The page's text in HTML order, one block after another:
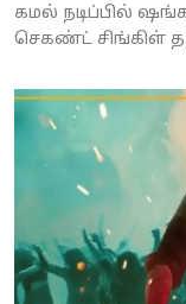
Weather
Politics
கமல் நடிப்பில்
செகண்ட் சிங்கிள்